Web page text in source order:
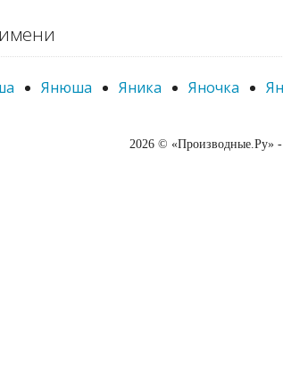
Янюша Яника Яночка
2026 © «Производные.Ру»